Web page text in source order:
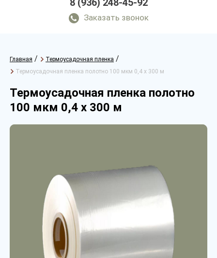
8 (936) 248-45-92
Заказать звонок
Главная / Термоусадочная пленка /
Термоусадочная пленка полотно 100 мкм 0,4 х 300 м
Термоусадочная пленка полотно
100 мкм 0,4 х 300 м